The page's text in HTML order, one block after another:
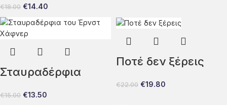
€18.00 €14.40
Σταυραδέρφια
€15.00 €13.50
Ποτέ δεν ξέρεις
€22.00 €19.80